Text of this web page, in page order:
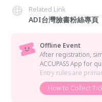
Related Link
ADI台灣臉書粉絲專頁
Offline Event
After registration,
ACCUPASS App for
Entry rules are
How to Collect